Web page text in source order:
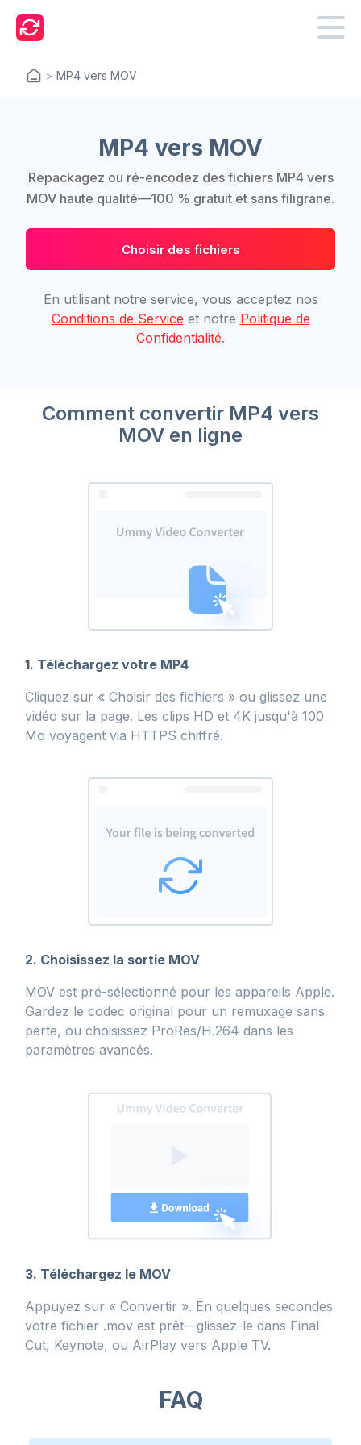
> MP4 vers MOV
MP4 vers MOV
Repackagez ou ré-encodez des fichiers MP4 vers
MOV haute qualité—100 % gratuit et sans filigrane.
Choisir des fichiers
En utilisant notre service, vous acceptez nos
Conditions de Service et notre Politique de
Confidentialité.
Comment convertir MP4 vers
MOV en ligne
1. Téléchargez votre MP4
Cliquez sur « Choisir des fichiers » ou glissez une
vidéo sur la page. Les clips HD et 4K jusqu'à 100
Mo voyagent via HTTPS chiffré.
2. Choisissez la sortie MOV
MOV est pré-sélectionné pour les appareils Apple.
Gardez le codec original pour un remuxage sans
perte, ou choisissez ProRes/H.264 dans les
paramètres avancés.
3. Téléchargez le MOV
Appuyez sur « Convertir ». En quelques secondes
votre fichier .mov est prêt—glissez-le dans Final
Cut, Keynote, ou AirPlay vers Apple TV.
FAQ